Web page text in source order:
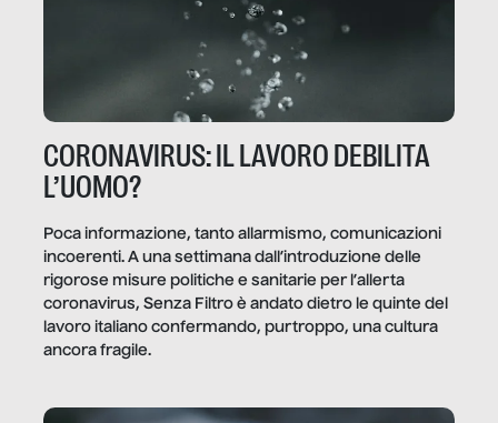
CORONAVIRUS: IL LAVORO DEBILITA
L’UOMO?
Poca informazione, tanto allarmismo, comunicazioni
incoerenti. A una settimana dall’introduzione delle
rigorose misure politiche e sanitarie per l’allerta
coronavirus, Senza Filtro è andato dietro le quinte del
lavoro italiano confermando, purtroppo, una cultura
ancora fragile.